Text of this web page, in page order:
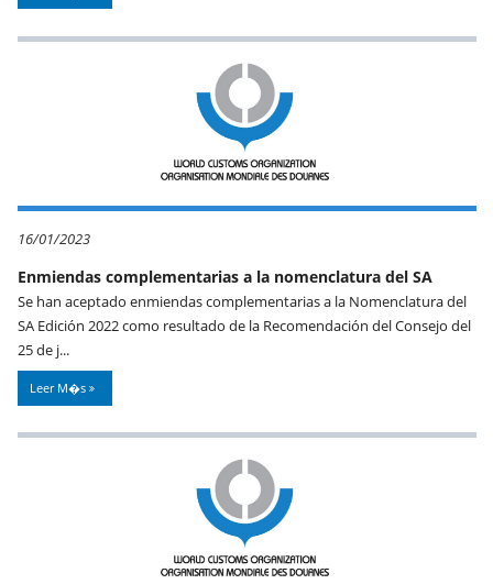
16/01/2023
Enmiendas complementarias a la nomenclatura del SA
Se han aceptado enmiendas complementarias a la Nomenclatura del
SA Edición 2022 como resultado de la Recomendación del Consejo del
25 de j...
Leer M�s